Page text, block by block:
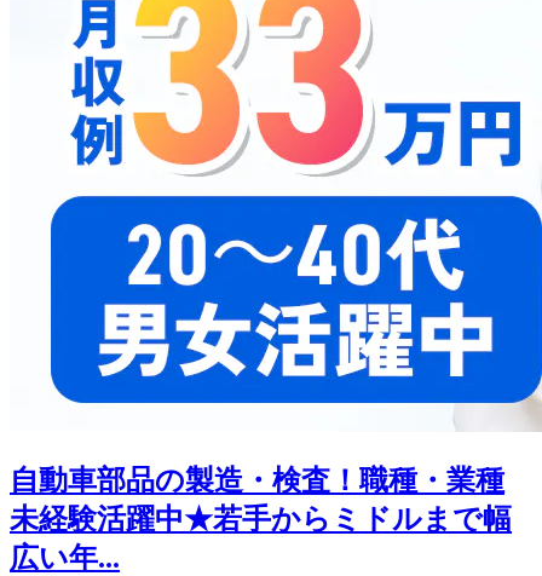
自動車部品の製造・検査！職種・業種
未経験活躍中★若手からミドルまで幅
広い年...